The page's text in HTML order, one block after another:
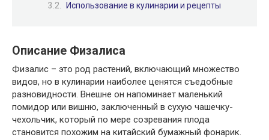
Использование в кулинарии и рецепты
Описание Физалиса
Физалис – это род растений, включающий множество
видов, но в кулинарии наиболее ценятся съедобные
разновидности. Внешне он напоминает маленький
помидор или вишню, заключенный в сухую чашечку-
чехольчик, который по мере созревания плода
становится похожим на китайский бумажный фонарик.